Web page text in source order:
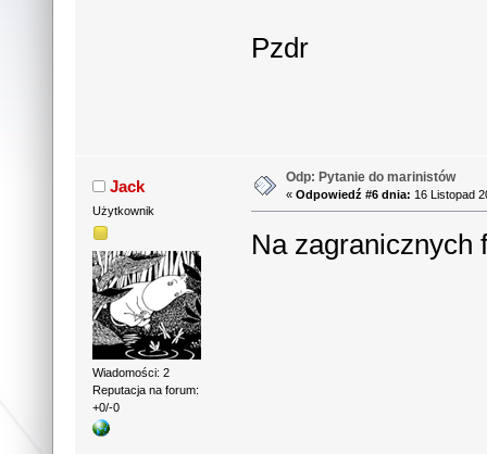
Pzdr
Jack
Użytkownik
Wiadomości: 2
Reputacja na forum:
+0/-0
Odp: Pytanie do marinistów
«Odpowiedź #6 dnia: 16 Listopad
Na zagranicznych